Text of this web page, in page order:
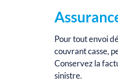
Pour tout envoi
couvrant casse,
Conservez la
sinistre.